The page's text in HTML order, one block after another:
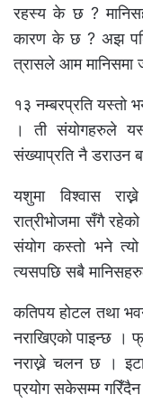
रहस्य के छ ?
कारण के छ ? अझ
त्रासले आम मानिसमा
१३ नम्बरप्रति यस्तो
। ती संयोगहरुले
संख्याप्रति नै डराउन
यशुमा विश्वास
रात्रीभोजमा सँगै
संयोग कस्तो भने त्यो
त्यसपछि सबै
कतिपय होटल तथा
नराखिएको पाइन्छ ।
नराख्ने चलन छ ।
प्रयोग सकेसम्म